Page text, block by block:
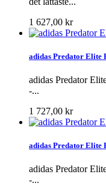
1 627,00 kr
adidas Predator Elite
adidas Predator
-...
1 727,00 kr
adidas Predator Elite
adidas Predator
-...